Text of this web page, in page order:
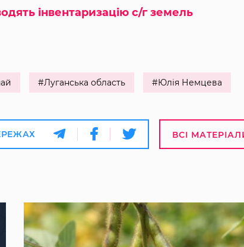
інвентаризацію с/г земель
#Луганська область #Юлія Немцева
ВСІ